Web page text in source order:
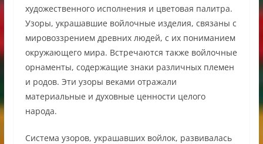
художественного исполнения и цветовая палитра.
Узоры, украшавшие войлочные изделия, связаны с
мировоззрением древних людей, с их пониманием
окружающего мира. Встречаются также войлочные
орнаменты, содержащие знаки различных племен
и родов. Эти узоры веками отражали
материальные и духовные ценности целого
народа.
Система узоров, украшавших войлок, развивалась